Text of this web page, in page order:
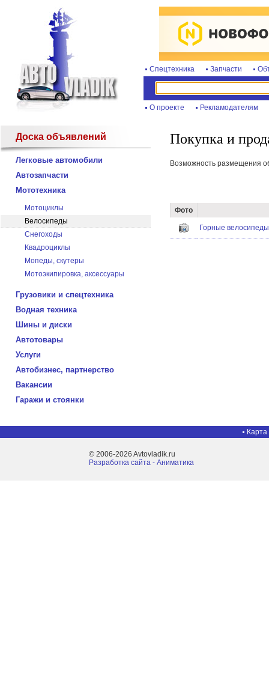
Спецтехника Запчасти
О проекте Рекламодателям
Доска объявлений
Легковые автомобили
Автозапчасти
Мототехника
Мотоциклы
Велосипеды
Снегоходы
Квадроциклы
Мопеды, скутеры
Мотоэкипировка, аксессуары
Грузовики и спецтехника
Водная техника
Шины и диски
Автотовары
Услуги
Автобизнес, партнерство
Вакансии
Гаражи и стоянки
Покупка и
Возможность размещения
Фото
Горные
Карта
© 2006-2026 Avtovladik.ru
Разработка сайта - Aниматика